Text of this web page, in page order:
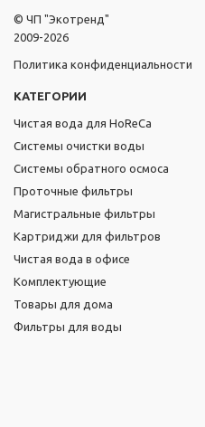
© ЧП "Экотренд"
2009-2026
Политика конфиденциальности
КАТЕГОРИИ
Чистая вода для HoReCa
Системы очистки воды
Системы обратного осмоса
Проточные фильтры
Магистральные фильтры
Картриджи для фильтров
Чистая вода в офисе
Комплектующие
Товары для дома
Фильтры для воды